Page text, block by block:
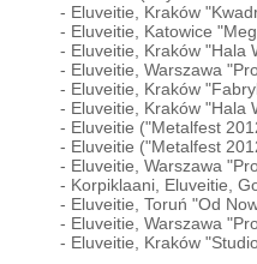
- Eluveitie, Kraków
- Eluveitie, Katowice
- Eluveitie, Kraków "Hala
- Eluveitie, Warszawa
- Eluveitie, Kraków
- Eluveitie, Kraków "Hala
- Eluveitie ("Metalfest
- Eluveitie ("Metalfest
- Eluveitie, Warszawa
- Korpiklaani, Eluveitie,
- Eluveitie, Toruń "Od
- Eluveitie, Warszawa
- Eluveitie, Kraków